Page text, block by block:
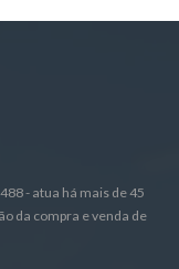
- atua há mais de 45
da compra e venda de